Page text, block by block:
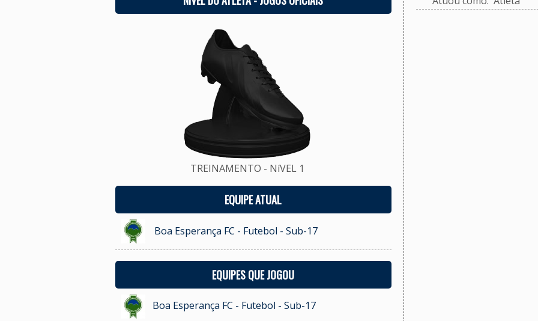
TREINAMENTO - NíVEL 1
EQUIPE ATUAL
Boa Esperança FC - Futebol - Sub-17
EQUIPES QUE JOGOU
Boa Esperança FC - Futebol - Sub-17